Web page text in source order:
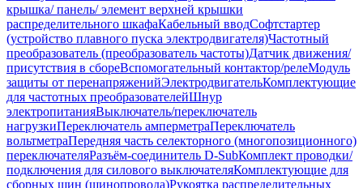
крышка/ панель/ элемент верхней крышки
распределительного шкафаКабельный вводСофтстартер
(устройство плавного пуска электродвигателя)Частотный
преобразователь (преобразователь частоты)Датчик движения/
присутствия в сбореВспомогательный контактор/релеМодуль
защиты от перенапряженийЭлектродвигательКомплектующие
для частотных преобразователейШнур
электропитанияВыключатель/переключатель
нагрузкиПереключатель амперметраПереключатель
вольтметраПередняя часть селекторного (многопозиционного)
переключателяРазъём-соединитель D-SubКомплект проводки/
подключения для силового выключателяКомплектующие для
сборных шин (шинопровода)Рукоятка распределительных